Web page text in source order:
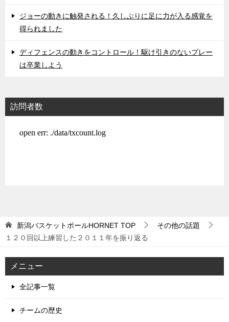
ジョーの動きに触発される！久しぶりに足に力が入る感覚を
得られました
ディフェンスの動きをコントロール！駆け引きのないプレー
は卒業しよう
訪問者数
新潟バスケットボールHORNET TOP
その他の話題
１２０回以上練習した２０１１年を振り返る
メニュー
全記事一覧
チームの歴史